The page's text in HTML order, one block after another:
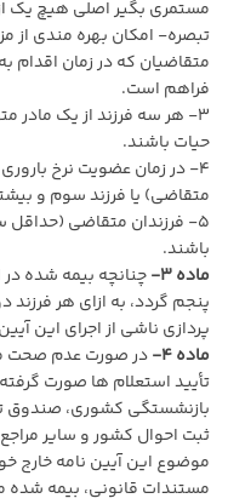
مستمری بگیر اصلی هیچ یک
تبصره- امکان بهره مندی از
متقاضیان که در زمان
فراهم است.
۳- هر سه فرزند از یک مادر
حیات باشند.
۴- در زمان عضویت نرخ
متقاضی) یا فرزند سوم و بیشتر، باید
۵- فرزندان متقاضی (حداقل
باشند.
ماده ۳-
چنانچه بیمه شده در
پنجم گردد، به ازای هر
پردازی ناشی از اجرای این
ماده ۴-
در صورت عدم صحت
تأیید استعلام ها صورت
بازنشستگی کشوری، صندوق
ثبت احوال کشور و سایر
موضوع این آیین نامه خارج
مستندات قانونی، بیمه شده